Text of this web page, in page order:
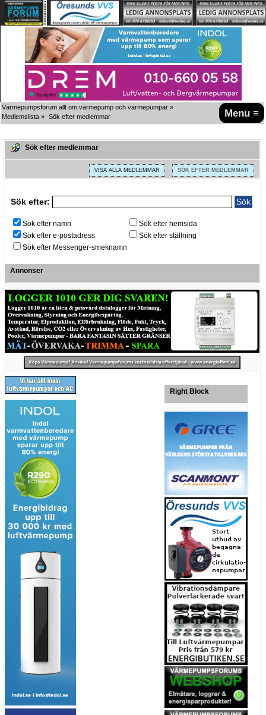
Menu ≡
Värmepumpsforum allt om värmepump och värmepumpar »
Medlemslista » Sök efter medlemmar
Sök efter medlemmar
VISA ALLA MEDLEMMAR SÖK EFTER MEDLEMMAR
Sök efter:
Sök efter namn
Sök efter e-postadress
Sök efter Messenger-smeknamn
Sök efter hemsida
Sök efter ställning
Annonser
Right Block